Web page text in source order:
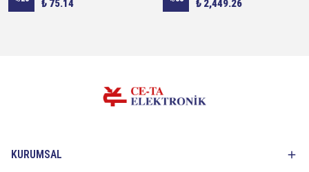
₺ 75.14 ₺ 2,449.26
KURUMSAL